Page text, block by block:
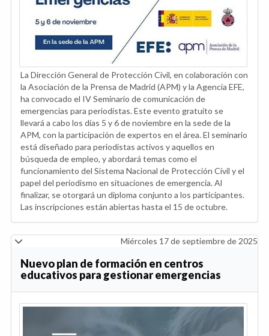
La Dirección General de Protección Civil, en colaboración con
la Asociación de la Prensa de Madrid (APM) y la Agencia EFE,
ha convocado el IV Seminario de comunicación de
emergencias para periodistas. Este evento gratuito se
llevará a cabo los días 5 y 6 de noviembre en la sede de la
APM, con la participación de expertos en el área. El seminario
está diseñado para periodistas activos y aquellos en
búsqueda de empleo, y abordará temas como el
funcionamiento del Sistema Nacional de Protección Civil y el
papel del periodismo en situaciones de emergencia. Al
finalizar, se otorgará un diploma conjunto a los participantes.
Las inscripciones están abiertas hasta el 15 de octubre.
Miércoles 17 de septiembre de 2025
Nuevo plan de formación en centros
educativos para gestionar emergencias